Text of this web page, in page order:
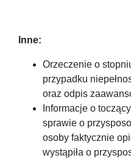
Inne:
Orzeczenie o
przypadku
oraz odpis
Informacje o
sprawie o
osoby faktycznie
wystąpiła o